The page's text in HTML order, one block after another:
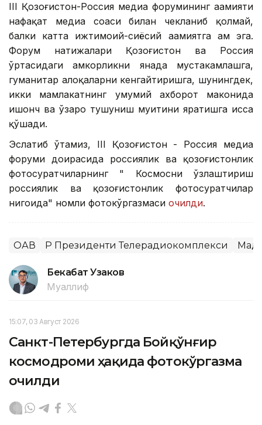
III Қозоғистон-Россия медиа форумининг аҳамияти
нафақат медиа соҳаси билан чекланиб қолмай,
балки катта ижтимоий-сиёсий аҳамиятга ҳам эга.
Форум натижалари Қозоғистон ва Россия
ўртасидаги ҳамкорликни янада мустаҳкамлашга,
гуманитар алоқаларни кенгайтиришга, шунингдек,
икки мамлакатнинг умумий ахборот маконида
ишонч ва ўзаро тушуниш муҳитини яратишга ҳисса
қўшади.
Эслатиб ўтамиз, III Қозоғистон - Россия медиа
форуми доирасида россиялик ва қозоғистонлик
фотосуратчиларнинг " Космосни ўзлаштириш
россиялик ва қозоғистонлик фотосуратчилар
нигоҳида" номли фотокўргазмаси очилди.
ОАВ ҚР Президенти Телерадиокомплекси
Бекабат Узаков
Муаллиф
15:07, 03 Август 2026
Санкт-Петербургда Бойқўнғир
космодроми ҳақида фотокўргазма
очилди